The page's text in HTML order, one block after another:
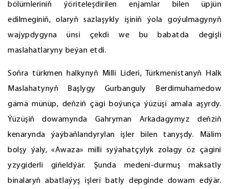
bölümleriniň ýöriteleşdirilen enjamlar bilen üpjün
edilmeginiň, olaryň sazlaşykly işiniň ýola goýulmagynyň
wajypdygyna ünsi çekdi we bu babatda degişli
maslahatlaryny beýan etdi.
Soňra türkmen halkynyň Milli Lideri, Türkmenistanyň Halk
Maslahatynyň Başlygy Gurbanguly Berdimuhamedow
gämä münüp, deňziň çägi boýunça ýüzüşi amala aşyrdy.
Ýüzüşiň dowamynda Gahryman Arkadagymyz deňziň
kenarynda ýaýbaňlandyrylan işler bilen tanyşdy. Mälim
bolşy ýaly, «Awaza» milli syýahatçylyk zolagy öz çägini
yzygiderli giňeldýär. Şunda medeni-durmuş maksatly
binalaryň abatlaýyş işleri batly depginde dowam edýär.